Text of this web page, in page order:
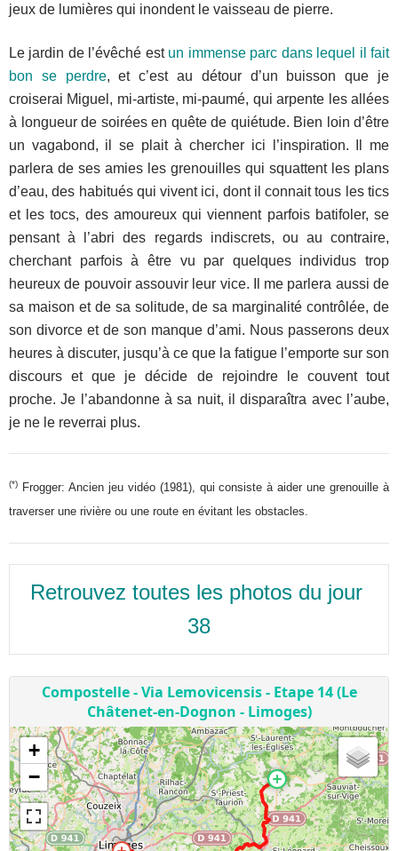
jeux de lumières qui inondent le vaisseau de pierre.
Le jardin de l’évêché est un immense parc dans lequel il fait
bon se perdre, et c’est au détour d’un buisson que je
croiserai Miguel, mi-artiste, mi-paumé, qui arpente les allées
à longueur de soirées en quête de quiétude. Bien loin d’être
un vagabond, il se plait à chercher ici l’inspiration. Il me
parlera de ses amies les grenouilles qui squattent les plans
d’eau, des habitués qui vivent ici, dont il connait tous les tics
et les tocs, des amoureux qui viennent parfois batifoler, se
pensant à l’abri des regards indiscrets, ou au contraire,
cherchant parfois à être vu par quelques individus trop
heureux de pouvoir assouvir leur vice. Il me parlera aussi de
sa maison et de sa solitude, de sa marginalité contrôlée, de
son divorce et de son manque d’ami. Nous passerons deux
heures à discuter, jusqu’à ce que la fatigue l’emporte sur son
discours et que je décide de rejoindre le couvent tout
proche. Je l’abandonne à sa nuit, il disparaîtra avec l’aube,
je ne le reverrai plus.
(*)
Frogger: Ancien jeu vidéo (1981), qui consiste à aider une grenouille à
traverser une rivière ou une route en évitant les obstacles.
Retrouvez toutes les photos du jour
38